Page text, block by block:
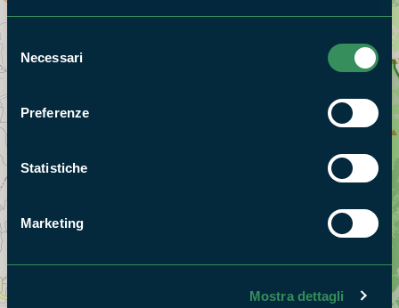
delNecessari
Preferenze
Statistiche
Marketing
Mostra dettagli